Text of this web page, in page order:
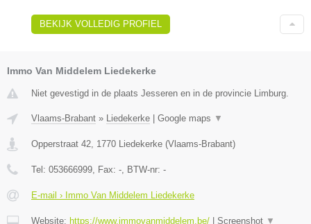
BEKIJK VOLLEDIG PROFIEL
Immo Van Middelem Liedekerke
Niet gevestigd in de plaats Jesseren en in de provincie Limburg.
Vlaams-Brabant » Liedekerke Google maps ▼
Opperstraat 42 1770 Liedekerke (Vlaams-Brabant)
Tel: 053666999 , Fax: - , BTW-nr: -
E-mail › Immo Van Middelem Liedekerke
Website: https://www.immovanmiddelem.be/ Screenshot ▼